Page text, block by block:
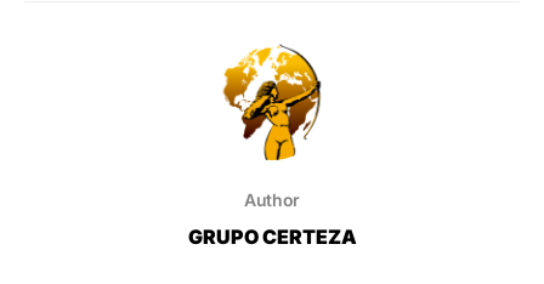
Author
GRUPO CERTEZA